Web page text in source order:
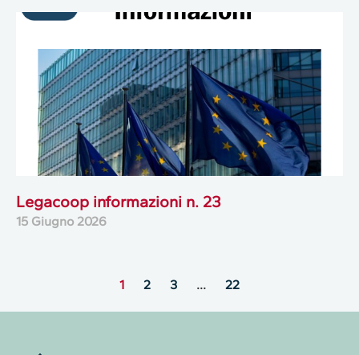
Legacoop informazioni n. 23
15 Giugno 2026
1 2 3 … 22